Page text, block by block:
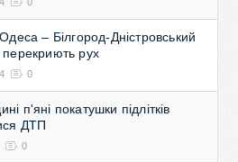
– Білгород-Дністровський
перекриють рух
0
п'яні покатушки підлітків
ДТП
0